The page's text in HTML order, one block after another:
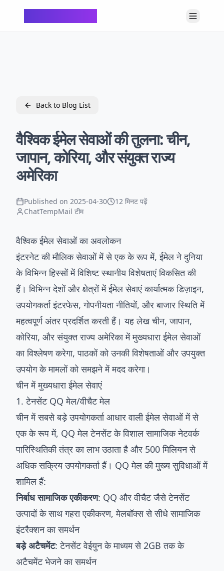
Back to Blog List
वैश्विक ईमेल सेवाओं की तुलना: चीन,
जापान, कोरिया, और संयुक्त राज्य
अमेरिका
Published on 2025-04-30
12 मिनट पढ़ें
ChatTempMail टीम
वैश्विक ईमेल सेवाओं का अवलोकन
इंटरनेट की मौलिक सेवाओं में से एक के रूप में, ईमेल ने दुनिया
के विभिन्न हिस्सों में विशिष्ट स्थानीय विशेषताएं विकसित की
हैं। विभिन्न देशों और क्षेत्रों में ईमेल सेवाएं कार्यात्मक डिज़ाइन,
उपयोगकर्ता इंटरफेस, गोपनीयता नीतियों, और बाजार स्थिति में
महत्वपूर्ण अंतर प्रदर्शित करती हैं। यह लेख चीन, जापान,
कोरिया, और संयुक्त राज्य अमेरिका में मुख्यधारा ईमेल सेवाओं
का विश्लेषण करेगा, पाठकों को उनकी विशेषताओं और उपयुक्त
उपयोग के मामलों को समझने में मदद करेगा।
चीन में मुख्यधारा ईमेल सेवाएं
1. टेनसेंट QQ मेल/वीचैट मेल
चीन में सबसे बड़े उपयोगकर्ता आधार वाली ईमेल सेवाओं में से
एक के रूप में, QQ मेल टेनसेंट के विशाल सामाजिक नेटवर्क
पारिस्थितिकी तंत्र का लाभ उठाता है और 500 मिलियन से
अधिक सक्रिय उपयोगकर्ता हैं। QQ मेल की मुख्य सुविधाओं में
शामिल हैं:
निर्बाध सामाजिक एकीकरण: QQ और वीचैट जैसे टेनसेंट
उत्पादों के साथ गहरा एकीकरण, मेलबॉक्स से सीधे सामाजिक
इंटरैक्शन का समर्थन
बड़े अटैचमेंट: टेनसेंट वेईयुन के माध्यम से 2GB तक के
अटैचमेंट भेजने का समर्थन